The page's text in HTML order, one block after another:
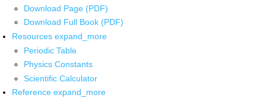
Download Page (PDF)
Download Full Book (PDF)
Resources expand_more
Periodic Table
Physics Constants
Scientific Calculator
Reference expand_more